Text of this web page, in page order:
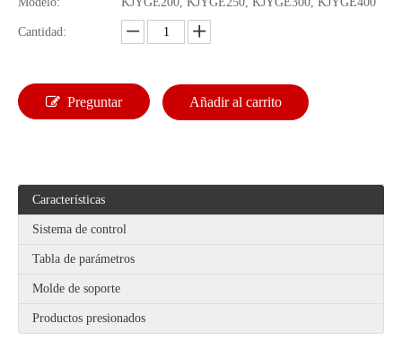
Cantidad:
Preguntar Añadir al carrito
Características
Sistema de control
Tabla de parámetros
Molde de soporte
Productos presionados